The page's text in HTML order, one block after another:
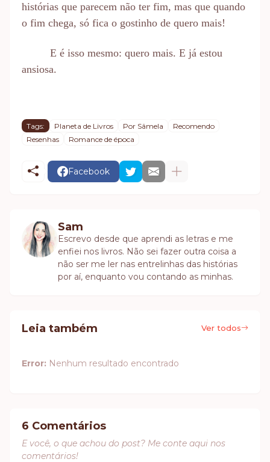
histórias que parecem não ter fim, mas que quando
o fim chega, só fica o gostinho de quero mais!
E é isso mesmo: quero mais. E já estou
ansiosa.
Tags: Planeta de Livros Por Sâmela
Recomendo
Resenhas
Romance de época
Facebook
Sam
Escrevo desde que aprendi as letras e me
enfiei nos livros. Não sei fazer outra coisa a
não ser me ler nas entrelinhas das histórias
por aí, enquanto vou contando as minhas.
Leia também Ver todos
Error: Nenhum resultado encontrado
6 Comentários
E você, o que achou do post? Me conte aqui nos
comentários!